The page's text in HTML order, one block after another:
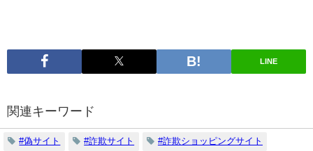
LINE
関連キーワード
#偽サイト #詐欺サイト #詐欺ショッピングサイト